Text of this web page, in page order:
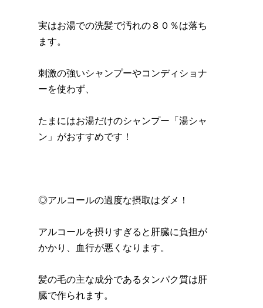
実はお湯での洗髪で汚れの８０％は落ち
ます。
刺激の強いシャンプーやコンディショナ
ーを使わず、
たまにはお湯だけのシャンプー「湯シャ
ン」がおすすめです！
◎アルコールの過度な摂取はダメ！
アルコールを摂りすぎると肝臓に負担が
かかり、血行が悪くなります。
髪の毛の主な成分であるタンパク質は肝
臓で作られます。